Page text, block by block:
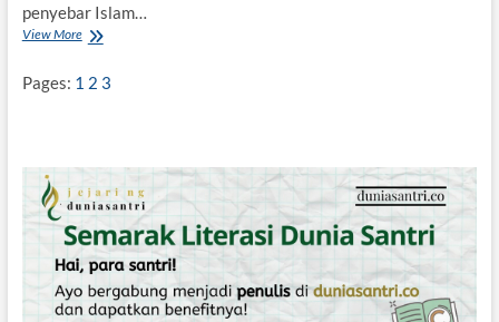
penyebar Islam…
View MoreM
m
b
l
a
n
g
I
s
l
Pages: 1 2 3